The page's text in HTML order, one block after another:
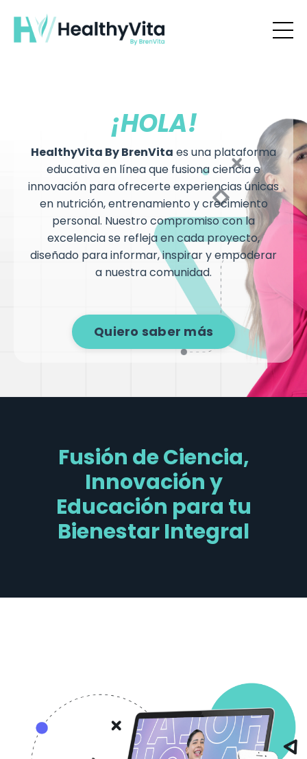
¡HOLA!
HealthyVita By BrenVita es una plataforma
educativa en línea que fusiona ciencia e
innovación para ofrecerte experiencias únicas
en nutrición, entrenamiento y crecimiento
personal. Nuestro compromiso con la
excelencia se refleja en cada proyecto,
diseñado para informar, inspirar y empoderar
a nuestra comunidad.
Quiero saber más
Fusión de Ciencia,
Innovación y
Educación para tu
Bienestar Integral